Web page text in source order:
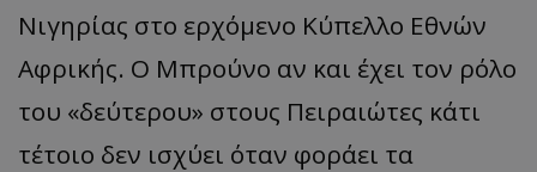
Νιγηρίας στο ερχόμενο Κύπελλο Εθνών
Αφρικής. O Μπρούνο αν και έχει τον ρόλο
του «δεύτερου» στους Πειραιώτες κάτι
τέτοιο δεν ισχύει όταν φοράει τα